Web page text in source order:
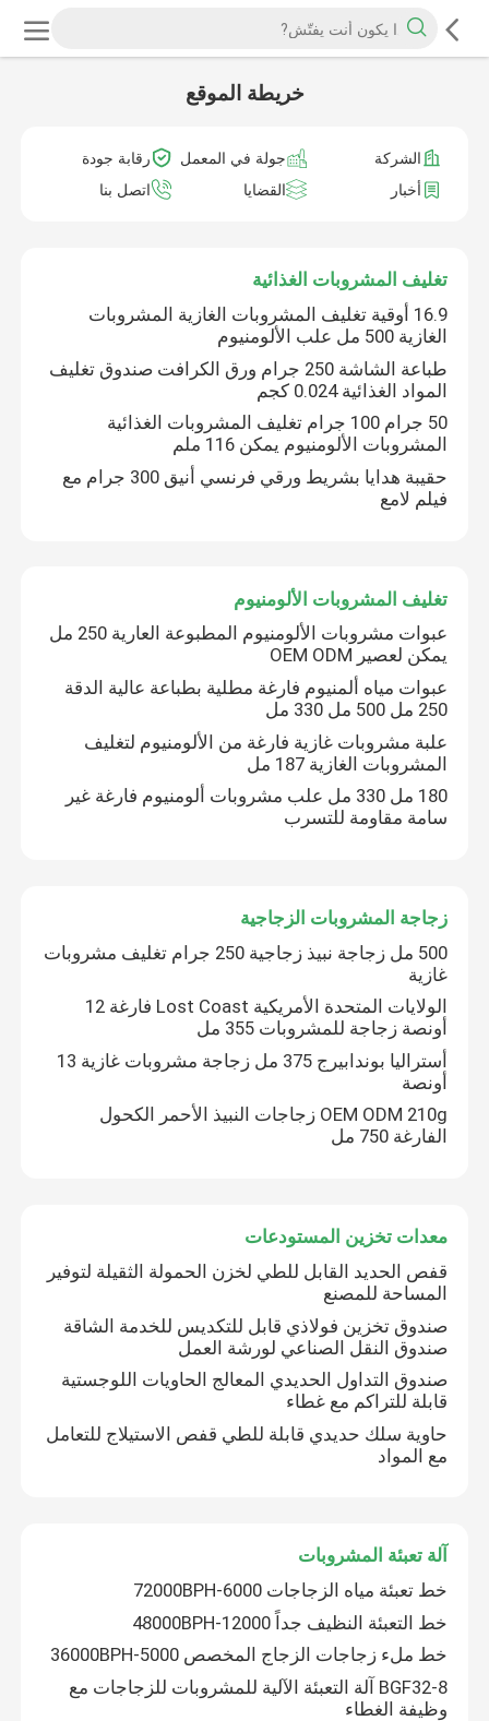
خريطة الموقع
الشركة جولة في المعمل
رقابة جودة
أخبار
القضايا اتصل بنا
تغليف المشروبات الغذائية
16.9 أوقية تغليف المشروبات الغازية المشروبات
الغازية 500 مل علب الألومنيوم
طباعة الشاشة 250 جرام ورق الكرافت صندوق تغليف
المواد الغذائية 0.024 كجم
50 جرام 100 جرام تغليف المشروبات الغذائية
المشروبات الألومنيوم يمكن 116 ملم
حقيبة هدايا بشريط ورقي فرنسي أنيق 300 جرام مع
فيلم لامع
تغليف المشروبات الألومنيوم
عبوات مشروبات الألومنيوم المطبوعة العارية 250 مل
يمكن لعصير OEM ODM
عبوات مياه ألمنيوم فارغة مطلية بطباعة عالية الدقة
250 مل 500 مل 330 مل
علبة مشروبات غازية فارغة من الألومنيوم لتغليف
المشروبات الغازية 187 مل
180 مل 330 مل علب مشروبات ألومنيوم فارغة غير
سامة مقاومة للتسرب
زجاجة المشروبات الزجاجية
500 مل زجاجة نبيذ زجاجية 250 جرام تغليف مشروبات
غازية
الولايات المتحدة الأمريكية Lost Coast فارغة 12
أونصة زجاجة للمشروبات 355 مل
أستراليا بوندابيرج 375 مل زجاجة مشروبات غازية 13
أونصة
OEM ODM 210g زجاجات النبيذ الأحمر الكحول
الفارغة 750 مل
معدات تخزين المستودعات
قفص الحديد القابل للطي لخزن الحمولة الثقيلة لتوفير
المساحة للمصنع
صندوق تخزين فولاذي قابل للتكديس للخدمة الشاقة
صندوق النقل الصناعي لورشة العمل
صندوق التداول الحديدي المعالج الحاويات اللوجستية
قابلة للتراكم مع غطاء
حاوية سلك حديدي قابلة للطي قفص الاستيلاج للتعامل
مع المواد
آلة تعبئة المشروبات
خط تعبئة مياه الزجاجات 6000-72000BPH
خط التعبئة النظيف جداً 12000-48000BPH
خط ملء زجاجات الزجاج المخصص 5000-36000BPH
BGF32-8 آلة التعبئة الآلية للمشروبات للزجاجات مع
وظيفة الغطاء